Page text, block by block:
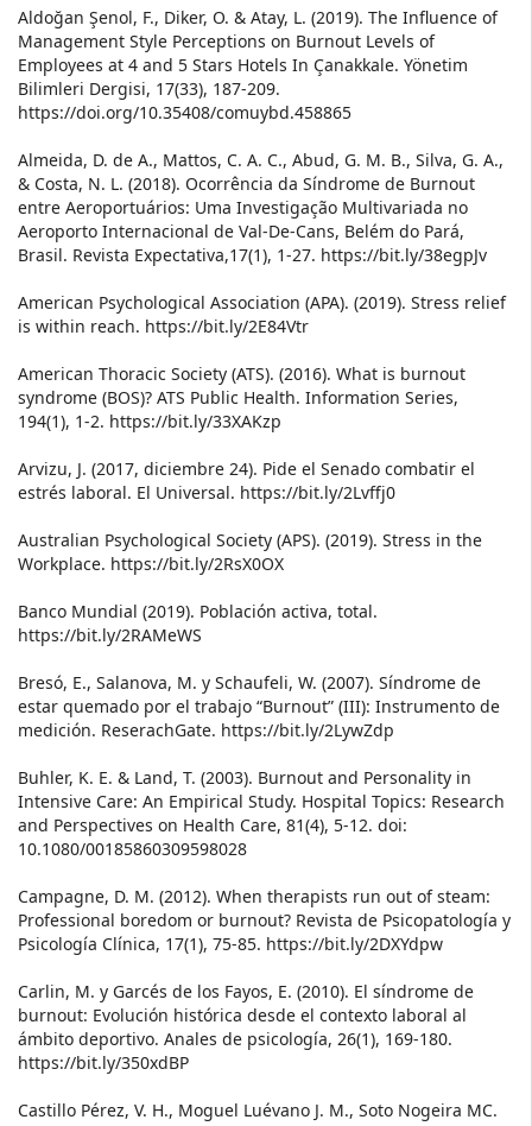
Aldoğan Şenol, F., Diker, O. & Atay, L. (2019). The Influence of
Management Style Perceptions on Burnout Levels of
Employees at 4 and 5 Stars Hotels In Çanakkale. Yönetim
Bilimleri Dergisi, 17(33), 187-209.
https://doi.org/10.35408/comuybd.458865
Almeida, D. de A., Mattos, C. A. C., Abud, G. M. B., Silva, G. A.,
& Costa, N. L. (2018). Ocorrência da Síndrome de Burnout
entre Aeroportuários: Uma Investigação Multivariada no
Aeroporto Internacional de Val-De-Cans, Belém do Pará,
Brasil. Revista Expectativa,17(1), 1-27. https://bit.ly/38egpJv
American Psychological Association (APA). (2019). Stress relief
is within reach. https://bit.ly/2E84Vtr
American Thoracic Society (ATS). (2016). What is burnout
syndrome (BOS)? ATS Public Health. Information Series,
194(1), 1-2. https://bit.ly/33XAKzp
Arvizu, J. (2017, diciembre 24). Pide el Senado combatir el
estrés laboral. El Universal. https://bit.ly/2Lvffj0
Australian Psychological Society (APS). (2019). Stress in the
Workplace. https://bit.ly/2RsX0OX
Banco Mundial (2019). Población activa, total.
https://bit.ly/2RAMeWS
Bresó, E., Salanova, M. y Schaufeli, W. (2007). Síndrome de
estar quemado por el trabajo “Burnout” (III): Instrumento de
medición. ReserachGate. https://bit.ly/2LywZdp
Buhler, K. E. & Land, T. (2003). Burnout and Personality in
Intensive Care: An Empirical Study. Hospital Topics: Research
and Perspectives on Health Care, 81(4), 5-12. doi:
10.1080/00185860309598028
Campagne, D. M. (2012). When therapists run out of steam:
Professional boredom or burnout? Revista de Psicopatología y
Psicología Clínica, 17(1), 75-85. https://bit.ly/2DXYdpw
Carlin, M. y Garcés de los Fayos, E. (2010). El síndrome de
burnout: Evolución histórica desde el contexto laboral al
ámbito deportivo. Anales de psicología, 26(1), 169-180.
https://bit.ly/350xdBP
Castillo Pérez, V. H., Moguel Luévano J. M., Soto Nogeira MC.